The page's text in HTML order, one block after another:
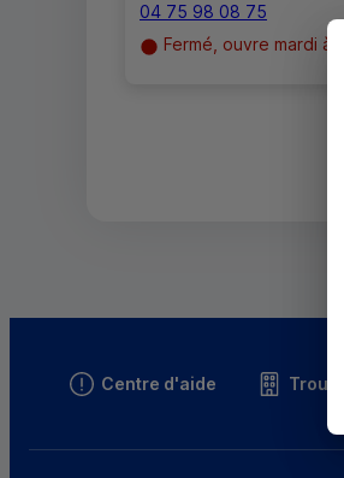
04 75 98 08 75
Fermé, ouvre mardi à
Centre d'aide